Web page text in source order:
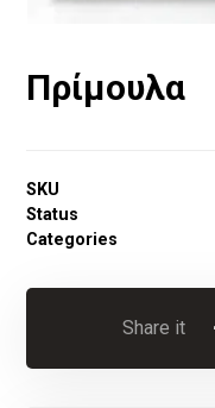
Πρίμουλα
SKU
Status
Categories